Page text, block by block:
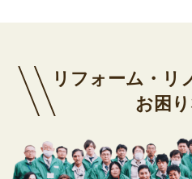
リフォーム・リ
お困